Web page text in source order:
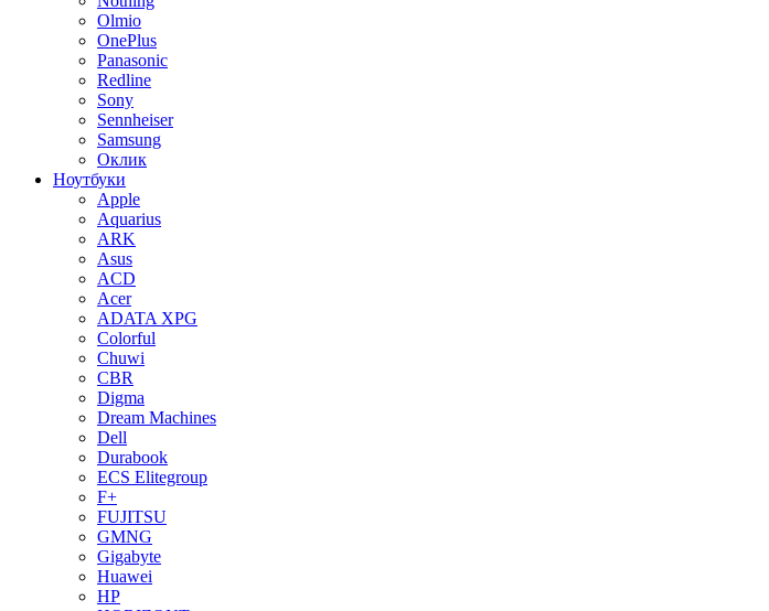
Olmio
OnePlus
Panasonic
Redline
Sony
Sennheiser
Samsung
Оклик
Ноутбуки
Apple
Aquarius
ARK
Asus
ACD
Acer
ADATA XPG
Colorful
Chuwi
CBR
Digma
Dream Machines
Dell
Durabook
ECS Elitegroup
F+
FUJITSU
GMNG
Gigabyte
Huawei
HP